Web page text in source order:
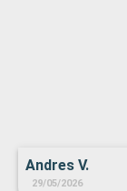
Andres V.
29/05/2026